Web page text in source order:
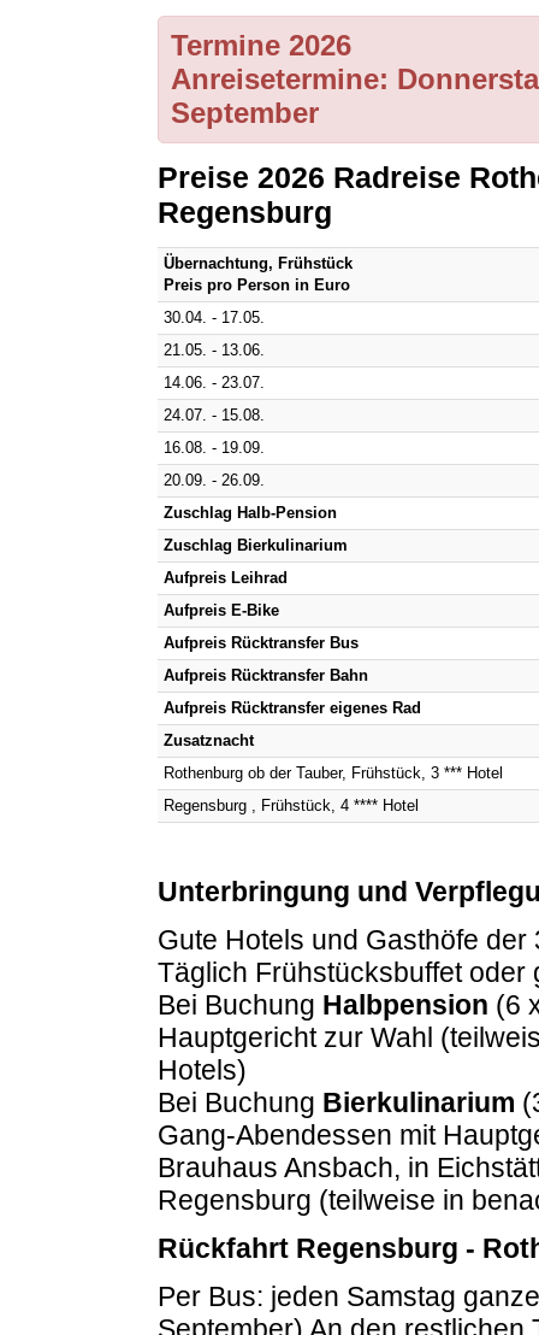
Termine 2026
Anreisetermine:
September
Preise 2026 Radreise
Regensburg
Übernachtung, Frühstück
Preis pro Person in Euro
30.04. - 17.05.
21.05. - 13.06.
14.06. - 23.07.
24.07. - 15.08.
16.08. - 19.09.
20.09. - 26.09.
Zuschlag Halb-Pension
Zuschlag Bierkulinarium
Aufpreis Leihrad
Aufpreis E-Bike
Aufpreis Rücktransfer Bus
Aufpreis Rücktransfer Bahn
Aufpreis Rücktransfer eigenes Rad
Zusatznacht
Rothenburg ob der Tauber, Frühstück, 3 *** Hotel
Regensburg , Frühstück, 4 **** Hotel
Unterbringung und
Gute Hotels und Gasthöfe
Täglich Frühstücksbuffet
Bei Buchung Halbpension (6
Hauptgericht zur Wahl
Hotels)
Bei Buchung Bierkulinarium
Gang-Abendessen mit
Brauhaus Ansbach, in
Regensburg (teilweise in
Rückfahrt Regensburg -
Per Bus: jeden Samstag